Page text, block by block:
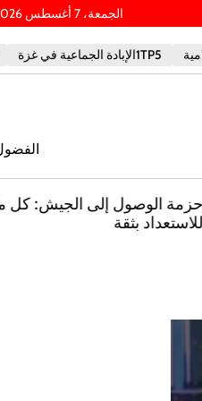
الجمعة، 7 أغسطس 2026
1TP5الإبادة الجماعية في غزة
الدليل
العزوبية في